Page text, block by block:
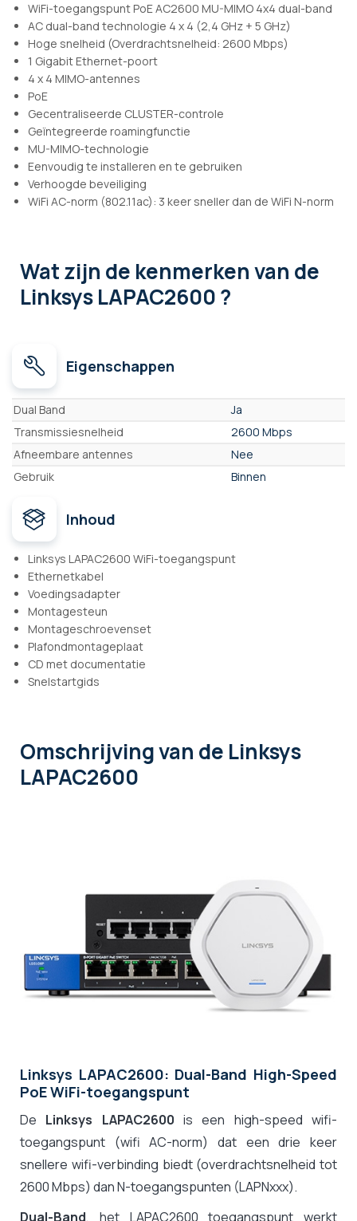
WiFi-toegangspunt PoE AC2600 MU-MIMO 4x4 dual-band
AC dual-band technologie 4 x 4 (2,4 GHz + 5 GHz)
Hoge snelheid (Overdrachtsnelheid: 2600 Mbps)
1 Gigabit Ethernet-poort
4 x 4 MIMO-antennes
PoE
Gecentraliseerde CLUSTER-controle
Geïntegreerde roamingfunctie
MU-MIMO-technologie
Eenvoudig te installeren en te gebruiken
Verhoogde beveiliging
WiFi AC-norm (802.11ac): 3 keer sneller dan de WiFi N-norm
Wat zijn de kenmerkenvan de
Linksys LAPAC2600 ?
Eigenschappen
Eigenschappen
Dual Band
Ja
Transmissiesnelheid
2600 Mbps
Afneembare antennes
Nee
Gebruik
Binnen
Inhoud
Linksys LAPAC2600 WiFi-toegangspunt
Ethernetkabel
Voedingsadapter
Montagesteun
Montageschroevenset
Plafondmontageplaat
CD met documentatie
Snelstartgids
Omschrijvingvan de Linksys
LAPAC2600
Linksys LAPAC2600: Dual-Band High-Speed
PoE WiFi-toegangspunt
De Linksys LAPAC2600 is een high-speed wifi-
toegangspunt (wifi AC-norm) dat een drie keer
snellere wifi-verbinding biedt (overdrachtsnelheid tot
2600 Mbps) dan N-toegangspunten (LAPNxxx).
Dual-Band, het LAPAC2600 toegangspunt werkt